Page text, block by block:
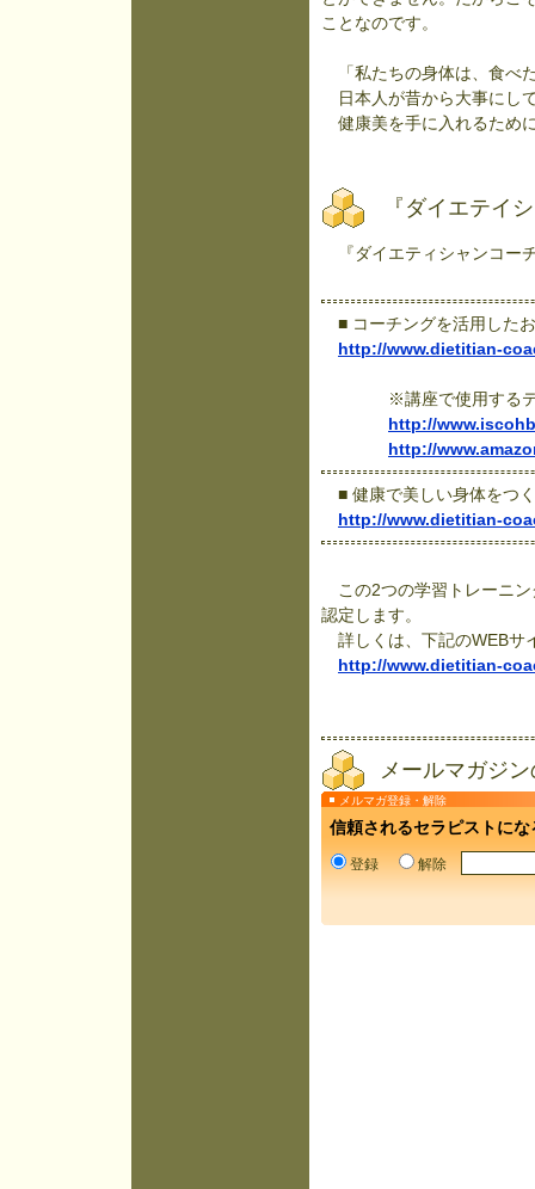
ことなのです。
「私たちの身体は、食べ
日本人が昔から大事にし
健康美を手に入れるため
『ダイエテイ
『ダイエティシャンコー
■ コーチングを活用した
http://www.dietitian-
※講座で使用するテキ
http://
http://
■ 健康で美しい身体をつ
http://www.dietitian-
この2つの学習トレーニン
認定します。
詳しくは、下記のWEBサ
http://www.dietitian-
メールマガジ
メルマガ登録・解除
信頼されるセラピストにな
登録 解除